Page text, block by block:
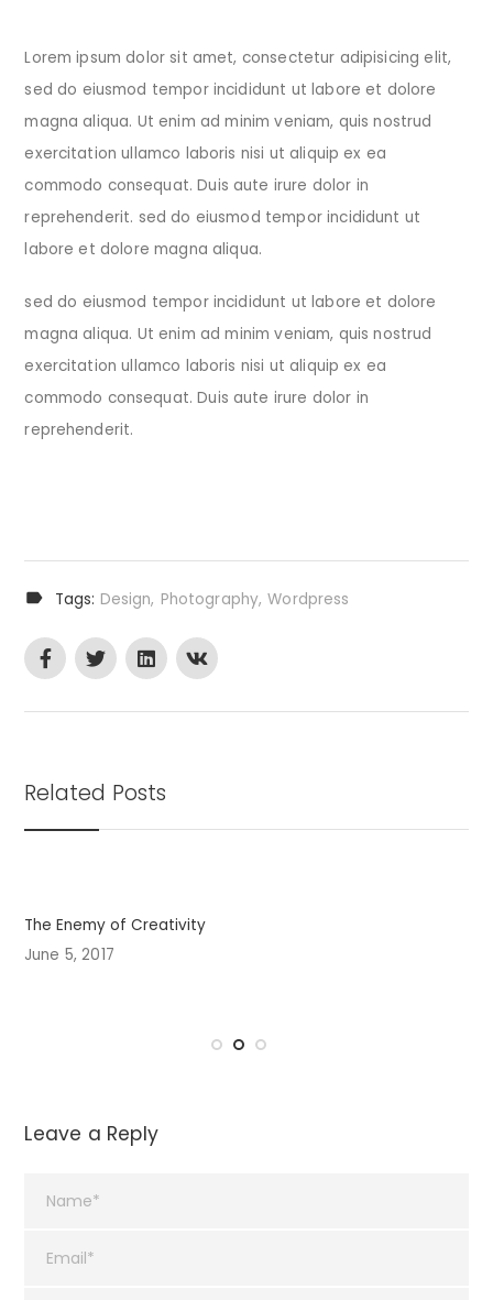
Lorem ipsum dolor sit amet, consectetur adipisicing elit,
sed do eiusmod tempor incididunt ut labore et dolore
magna aliqua. Ut enim ad minim veniam, quis nostrud
exercitation ullamco laboris nisi ut aliquip ex ea
commodo consequat. Duis aute irure dolor in
reprehenderit. sed do eiusmod tempor incididunt ut
labore et dolore magna aliqua.
sed do eiusmod tempor incididunt ut labore et dolore
magna aliqua. Ut enim ad minim veniam, quis nostrud
exercitation ullamco laboris nisi ut aliquip ex ea
commodo consequat. Duis aute irure dolor in
reprehenderit.
Tags: Design Photography Wordpress
Related Posts
The Enemy of Creativity
June 5, 2017
Leave a Reply